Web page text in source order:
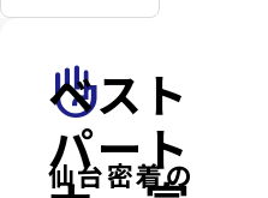
front_hand
仙台密着の
ベスト
パート